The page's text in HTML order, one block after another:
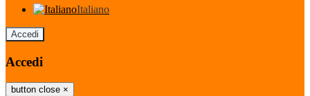
Italiano
Accedi
Accedi
button close ×